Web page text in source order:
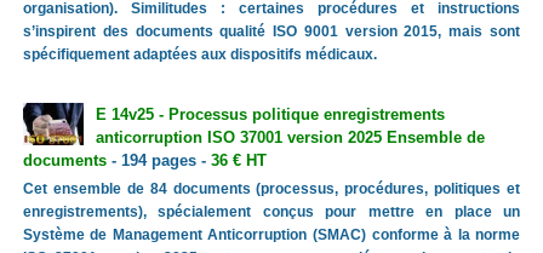
organisation). Similitudes : certaines procédures et instructions
s’inspirent des documents qualité ISO 9001 version 2015, mais sont
spécifiquement adaptées aux dispositifs médicaux.
E 14v25 - Processus politique enregistrements
anticorruption ISO 37001 version 2025 Ensemble de
documents- 194 pages - 36 € HT
Cet ensemble de 84 documents (processus, procédures, politiques et
enregistrements), spécialement conçus pour mettre en place un
Système de Management Anticorruption (SMAC) conforme à la norme